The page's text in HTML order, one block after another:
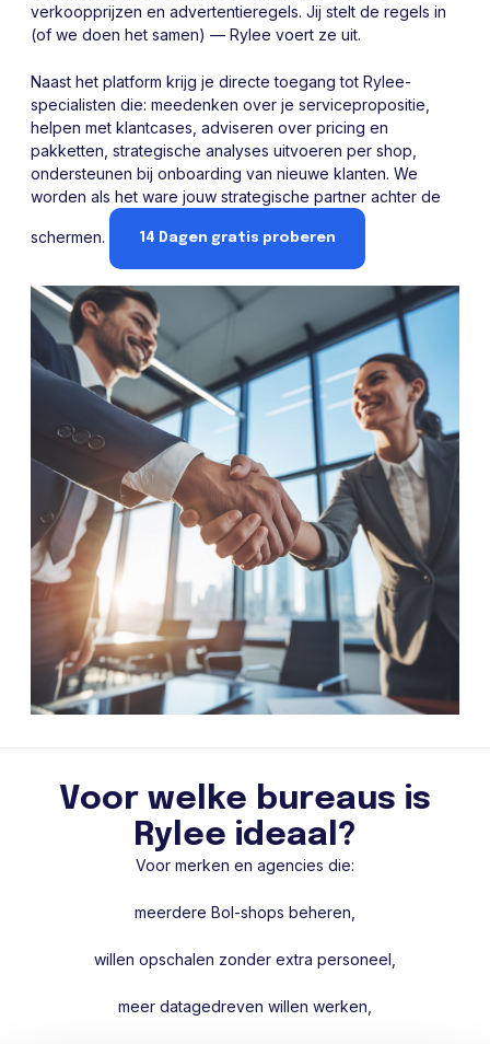
verkoopprijzen en advertentieregels. Jij stelt de regels in
(of we doen het samen) — Rylee voert ze uit.
Naast het platform krijg je directe toegang tot Rylee-
specialisten die: meedenken over je servicepropositie,
helpen met klantcases, adviseren over pricing en
pakketten, strategische analyses uitvoeren per shop,
ondersteunen bij onboarding van nieuwe klanten. We
worden als het ware jouw strategische partner achter de
schermen. 14 Dagen gratis proberen
Voor welke bureaus is
Rylee ideaal?
Voor merken en agencies die:
meerdere Bol-shops beheren,
willen opschalen zonder extra personeel,
meer datagedreven willen werken,